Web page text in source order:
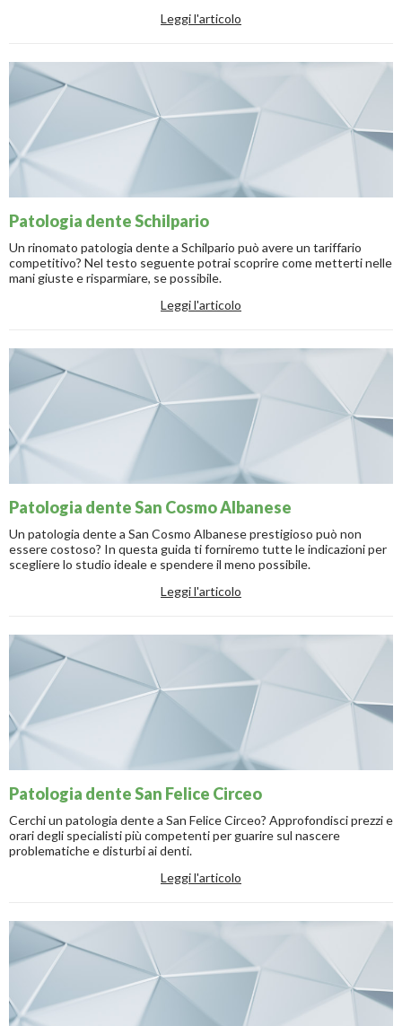
Leggi l'articolo
Patologia dente Schilpario
Un rinomato patologia dente a Schilpario può avere un tariffario
competitivo? Nel testo seguente potrai scoprire come metterti nelle
mani giuste e risparmiare, se possibile.
Leggi l'articolo
Patologia dente San Cosmo Albanese
Un patologia dente a San Cosmo Albanese prestigioso può non
essere costoso? In questa guida ti forniremo tutte le indicazioni per
scegliere lo studio ideale e spendere il meno possibile.
Leggi l'articolo
Patologia dente San Felice Circeo
Cerchi un patologia dente a San Felice Circeo? Approfondisci prezzi e
orari degli specialisti più competenti per guarire sul nascere
problematiche e disturbi ai denti.
Leggi l'articolo